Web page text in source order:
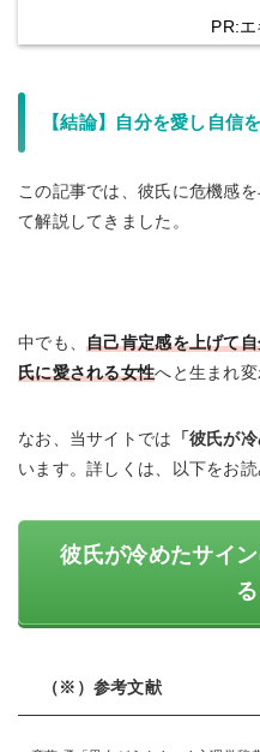
PR:エ
【結論】自分を愛し自信
この記事では、彼氏に危機感
て解説してきました。
中でも、自己肯定感を上げて
氏に愛される女性へと生まれ変
なお、当サイトでは 「彼氏が
います。詳しくは、以下をお読
彼氏が冷めたサイ
る
（※）参考文献